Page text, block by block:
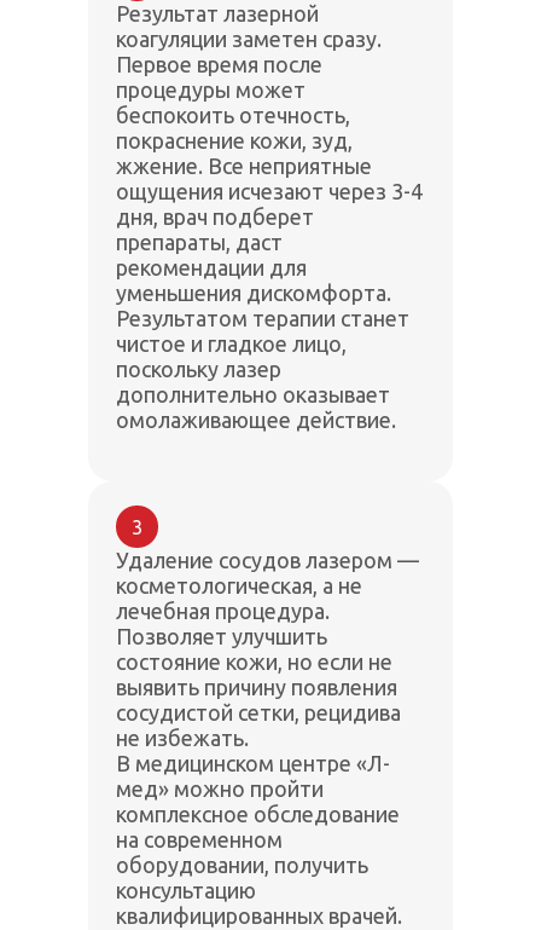
Результат лазерной
коагуляции заметен сразу.
Первое время после
процедуры может
беспокоить отечность,
покраснение кожи, зуд,
жжение. Все неприятные
ощущения исчезают через 3-4
дня, врач подберет
препараты, даст
рекомендации для
уменьшения дискомфорта.
Результатом терапии станет
чистое и гладкое лицо,
поскольку лазер
дополнительно оказывает
омолаживающее действие.
3
Удаление сосудов лазером —
косметологическая, а не
лечебная процедура.
Позволяет улучшить
состояние кожи, но если не
выявить причину появления
сосудистой сетки, рецидива
не избежать.
В медицинском центре «Л-
мед» можно пройти
комплексное обследование
на современном
оборудовании, получить
консультацию
квалифицированных врачей.